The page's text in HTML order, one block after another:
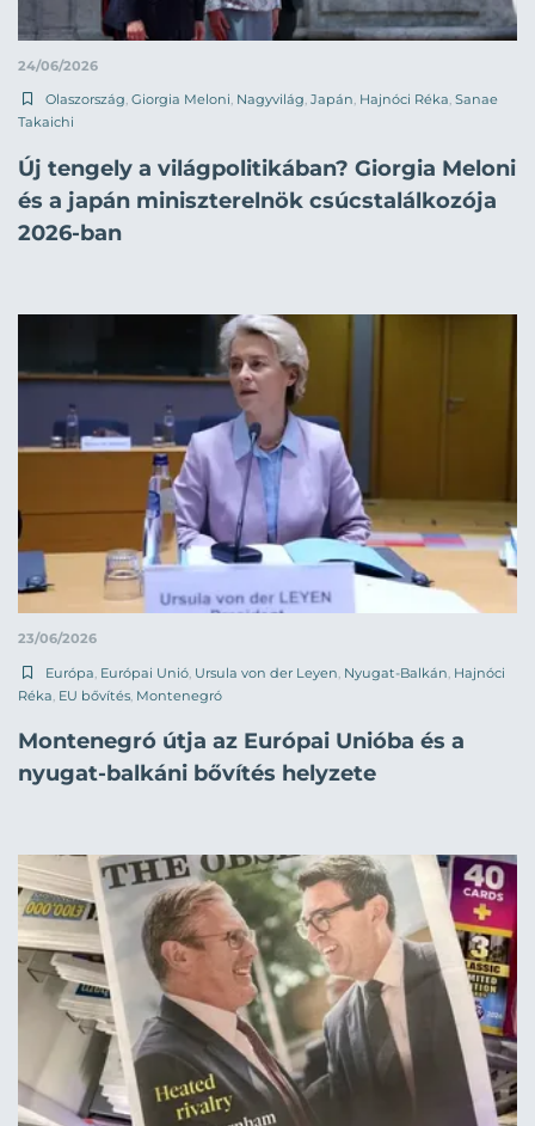
24/06/2026
Olaszország, Giorgia Meloni, Nagyvilág, Japán, Hajnóci Réka, Sanae
Takaichi
Új tengely a világpolitikában? Giorgia Meloni
és a japán miniszterelnök csúcstalálkozója
2026-ban
23/06/2026
Európa Európai Unió Ursula von der Leyen Nyugat-Balkán Hajnóci
Réka EU bővítés Montenegró
Montenegró útja az Európai Unióba és a
nyugat-balkáni bővítés helyzete